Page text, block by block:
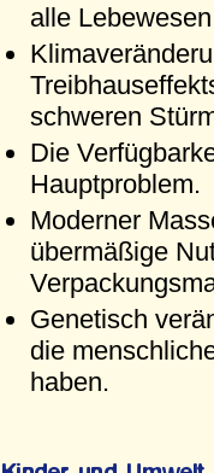
alle
schweren
Die
Hauptproblem.
Moderner
übermäßige
Genetisch
die
haben.